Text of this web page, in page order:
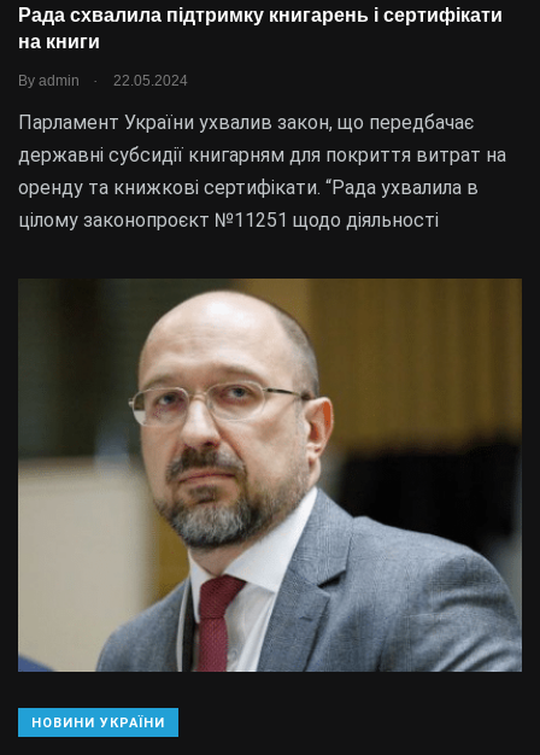
Рада схвалила підтримку книгарень і сертифікати
на книги
By admin 22.05.2024
Парламент України ухвалив закон, що передбачає
державні субсидії книгарням для покриття витрат на
оренду та книжкові сертифікати. “Рада ухвалила в
цілому законопроєкт №11251 щодо діяльності
НОВИНИ УКРАЇНИ